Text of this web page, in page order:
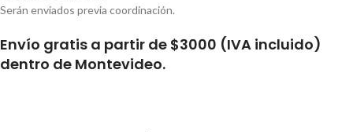
Serán enviados previa coordinación.
Envío gratis a partir de $3000 (IVA incluido)
dentro de Montevideo.